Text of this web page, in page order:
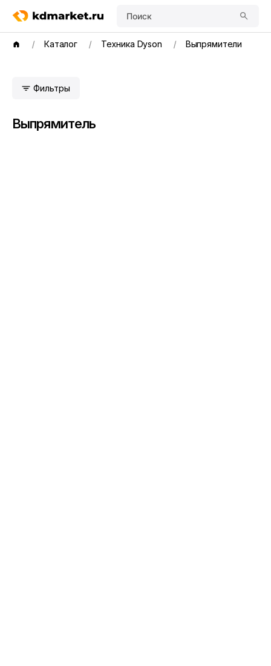
Поиск
Каталог Техника Dyson Выпрямители
Фильтры
Выпрямитель